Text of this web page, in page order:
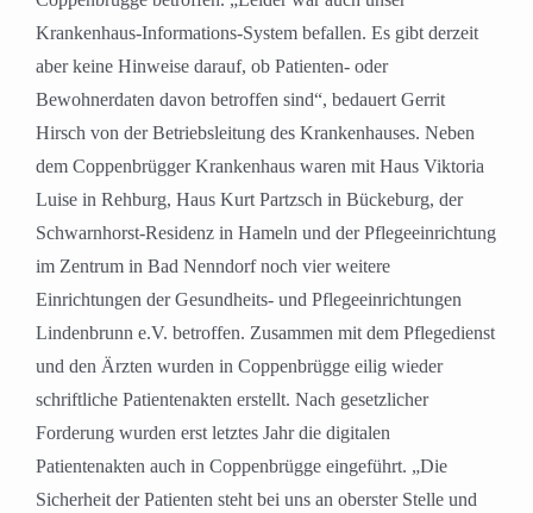
Krankenhaus-Informations-System befallen. Es gibt derzeit
aber keine Hinweise darauf, ob Patienten- oder
Bewohnerdaten davon betroffen sind“, bedauert Gerrit
Hirsch von der Betriebsleitung des Krankenhauses. Neben
dem Coppenbrügger Krankenhaus waren mit Haus Viktoria
Luise in Rehburg, Haus Kurt Partzsch in Bückeburg, der
Schwarnhorst-Residenz in Hameln und der Pflegeeinrichtung
im Zentrum in Bad Nenndorf noch vier weitere
Einrichtungen der Gesundheits- und Pflegeeinrichtungen
Lindenbrunn e.V. betroffen. Zusammen mit dem Pflegedienst
und den Ärzten wurden in Coppenbrügge eilig wieder
schriftliche Patientenakten erstellt. Nach gesetzlicher
Forderung wurden erst letztes Jahr die digitalen
Patientenakten auch in Coppenbrügge eingeführt. „Die
Sicherheit der Patienten steht bei uns an oberster Stelle und